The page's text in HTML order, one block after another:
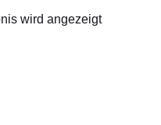
wird angezeigt